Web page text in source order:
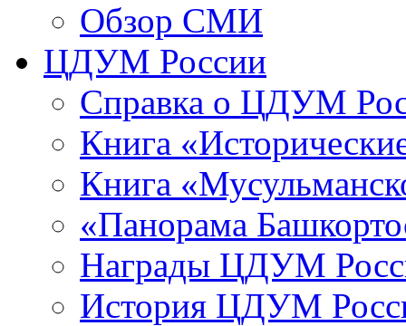
Обзор СМИ
ЦДУМ России
Справка о ЦДУМ
Книга
Книга
«Панорама
Награды ЦДУМ
История ЦДУМ